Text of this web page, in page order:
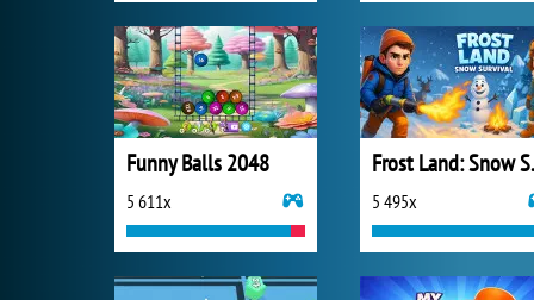
Funny Balls 2048
5 611x 5 495x